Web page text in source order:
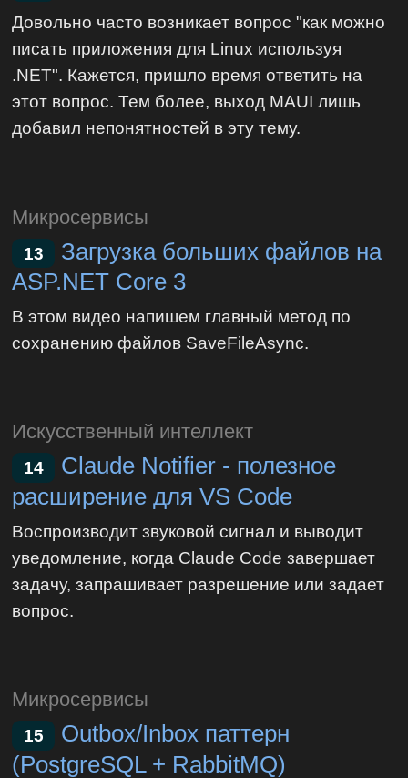
Довольно часто возникает вопрос "как можно
писать приложения для Linux используя
.NET". Кажется, пришло время ответить на
этот вопрос. Тем более, выход MAUI лишь
добавил непонятностей в эту тему.
Микросервисы
13
Загрузка больших файлов на
ASP.NET Core 3
В этом видео напишем главный метод по
сохранению файлов SaveFileAsync.
Искусственный интеллект
14
Claude Notifier - полезное
расширение для VS Code
Воспроизводит звуковой сигнал и выводит
уведомление, когда Claude Code завершает
задачу, запрашивает разрешение или задает
вопрос.
Микросервисы
15
Outbox/Inbox паттерн
(PostgreSQL + RabbitMQ)